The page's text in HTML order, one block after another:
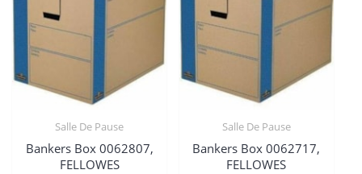
Salle De Pause
Bankers Box 0062807,
FELLOWES
Salle De Pause
Bankers Box 0062717,
FELLOWES